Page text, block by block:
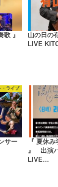
歌 』
山の日の
LIVE
・ライブ
サー
『 夏休
』 出演
LIVE…